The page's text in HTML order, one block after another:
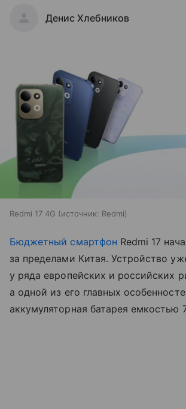
Денис Хлебников
Redmi 17 4G источник: Redmi
Бюджетный смартфон Redmi 17
за пределами Китая. Устройство
у ряда европейских и российских
а одной из его главных
аккумуляторная батарея емкостью